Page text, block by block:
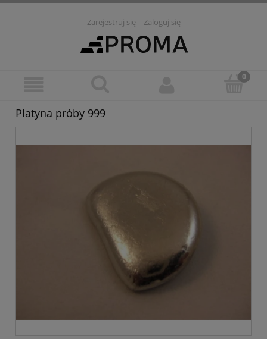
Zarejestruj się Zaloguj się
Platyna próby 999